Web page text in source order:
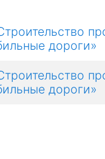
дороги»
дороги»